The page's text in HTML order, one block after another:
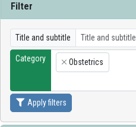
Filter
Title and subtitle
Category
×
Obstetrics
Apply filters